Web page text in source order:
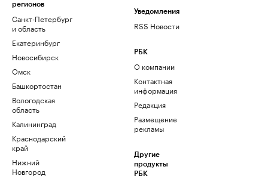
регионов
Санкт-Петербург
и область
Екатеринбург
Новосибирск
Омск
Башкортостан
Вологодская
область
Калининград
Краснодарский
край
Нижний
Новгород
Уведомления
RSS Новости
РБК
О компании
Контактная
информация
Редакция
Размещение
рекламы
Другие
продукты
РБК